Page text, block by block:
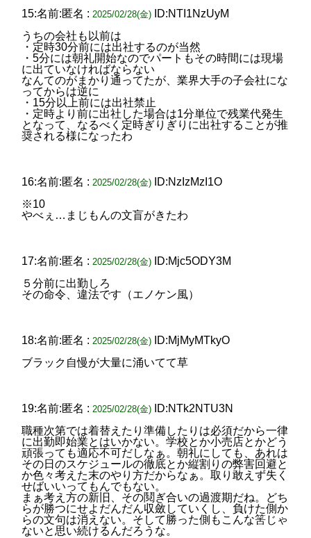
15:名前:匿名 : 2025/02/28(金)
ID:NTI1NzUyM
うちの会社も以前は
・定時30分前には出社するのが当然
・5分には朝礼開始なのでパートもその時間には現場
に出ていなければならない
なんてのがまかり通ってたが、業界大手の子会社にな
ってからは逆に
・15分以上前には出社禁止
・定時より前に出社した場合は1分単位で残業代発生
となって、なるべく定時ぎりぎりに出社することが推
奨される様になったわ
16:名前:匿名 : 2025/02/28(金)
ID:NzIzMzI1O
※10
やべぇ…まじもんの文盲がきたわ
17:名前:匿名 : 2025/02/28(金)
ID:Mjc5ODY3M
５分前に出勤しろ
その命令、違法です（エノケン風）
18:名前:匿名 : 2025/02/28(金)
ID:MjMyMTkyO
ブラック自慢が大量に涌いてて草
19:名前:匿名 : 2025/02/28(金)
ID:NTk2NTU3N
職種次第では着替えたり準備したりは必須だから一律
に出勤即始業とはいかない。学校とか小売店とかどう
頑張っても適応不可だしなぁ。朝礼にしても、あれは
その日のスケジュールの徹底とか縦割りの弊害回避と
か色々考えた末のやり方だからなぁ。取り敢えず失く
せばいいってもんでもない。
まぁ考え方の新旧、その鬩ぎ合いの過渡期だね。どち
らが勝つにせよだんだん収斂していくし、負けた側か
らの文句は消えない。そして勝った側もこんな筈じゃ
ないと思い続けるんだろうな。